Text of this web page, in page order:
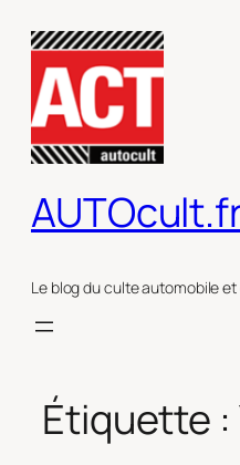
contenu
Le blog du culte automobile
Étiquette :